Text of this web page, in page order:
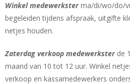
Winkel medewerksterma/di/wo/do/
begeleiden tijdens afspraak, uitgifte
netjes houden.
Zaterdag verkoop medewerksterde
maand van 10 tot 12 uur. Winkel
verkoop en kassamedewerkers